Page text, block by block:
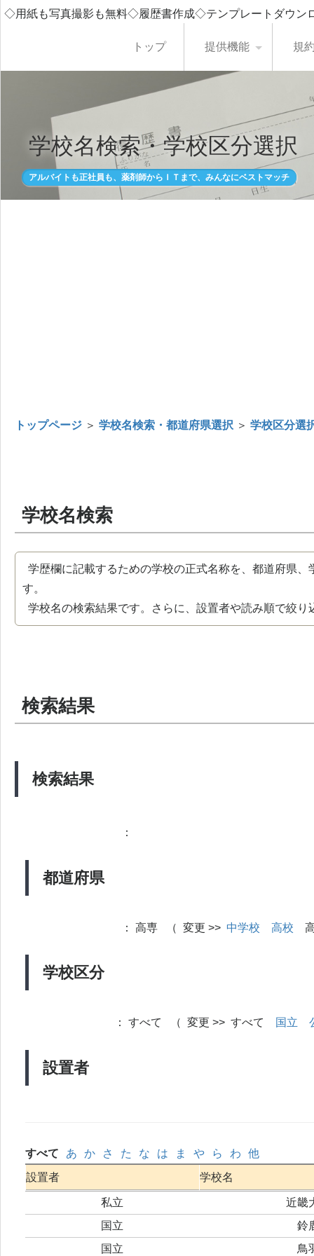
◇用紙も写真撮影も無料◇履歴書作成◇テンプレートダウ
トップ 提供機能 規
学校名検索・学校区分選択
アルバイトも正社員も、薬剤師からＩＴまで、みんなにベストマッチ
トップページ ＞ 学校名検索・都道府県選択 ＞ 学校区分選
学校名検索
学歴欄に記載するための学校の正式名称を、都道府県
す。
学校名の検索結果です。さらに、設置者や読み順で絞り
検索結果
検索結果
都道府県
：
学校区分
： 高専 （ 変更 >> 中学校 高校
設置者
： すべて （ 変更 >> すべて 国立
すべて あ か さ た な は ま や ら わ
他
設置者
学校名
私立
近畿
国立
鈴
国立
鳥